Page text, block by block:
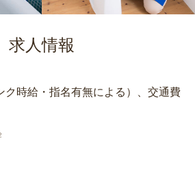
求人情報
ク時給・指名有無による）、交通費